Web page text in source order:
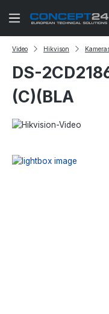
Zum Hauptinhalt springen
Video Hikvison
DS-
(C)(BLA